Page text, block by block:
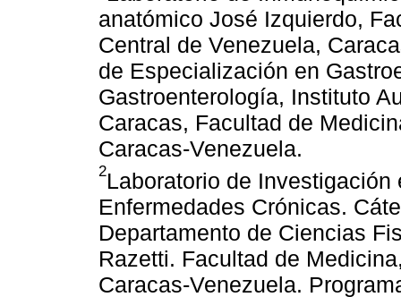
anatómico José Izquierdo,
Central de Venezuela,
de Especialización en
Gastroenterología, Instituto
Caracas, Facultad de
Caracas-Venezuela.
2Laboratorio de
Enfermedades Crónicas.
Departamento de Ciencias
Razetti. Facultad de
Caracas-Venezuela.